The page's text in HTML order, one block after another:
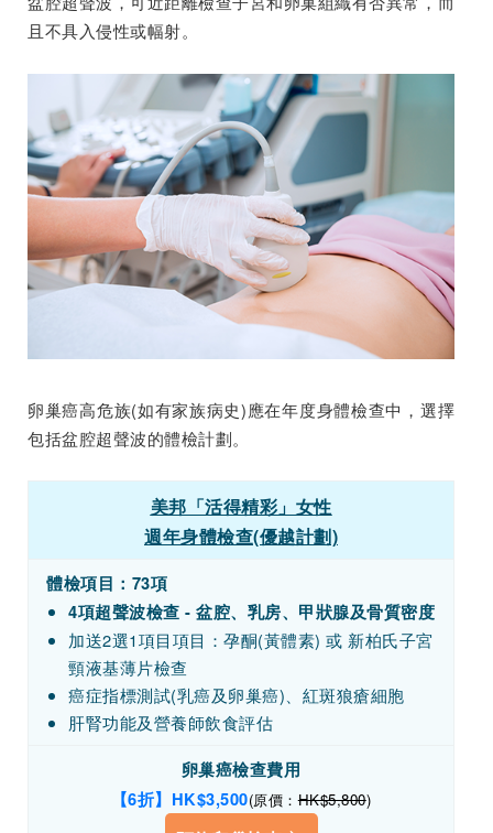
且不具入侵性或幅射。
卵巢癌高危族(如有家族病史)應在年度身體檢查中，選擇
包括盆腔超聲波的體檢計劃。
美邦「活得精彩」女性
週年身體檢查(優越計劃)
體檢項目：73項
4項超聲波檢查 - 盆腔、乳房、甲狀腺及骨質密度
加送2選1項目項目：孕酮(黃體素) 或 新柏氏子宮
頸液基薄片檢查
癌症指標測試(乳癌及卵巢癌)、紅斑狼瘡細胞
肝腎功能及營養師飲食評估
卵巢癌檢查費用
【6折】HK$3,500(原價：HK$5,800)